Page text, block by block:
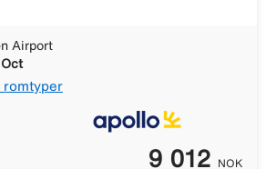
Airport
Oct
romtyper
9 012 NOK